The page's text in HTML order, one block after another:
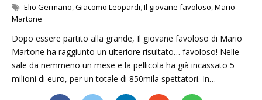
Elio Germano,Giacomo Leopardi,Il giovane favoloso,Mario
Martone
Dopo essere partito alla grande, Il giovane favoloso di Mario
Martone ha raggiunto un ulteriore risultato… favoloso! Nelle
sale da nemmeno un mese e la pellicola ha già incassato 5
milioni di euro, per un totale di 850mila spettatori. In…